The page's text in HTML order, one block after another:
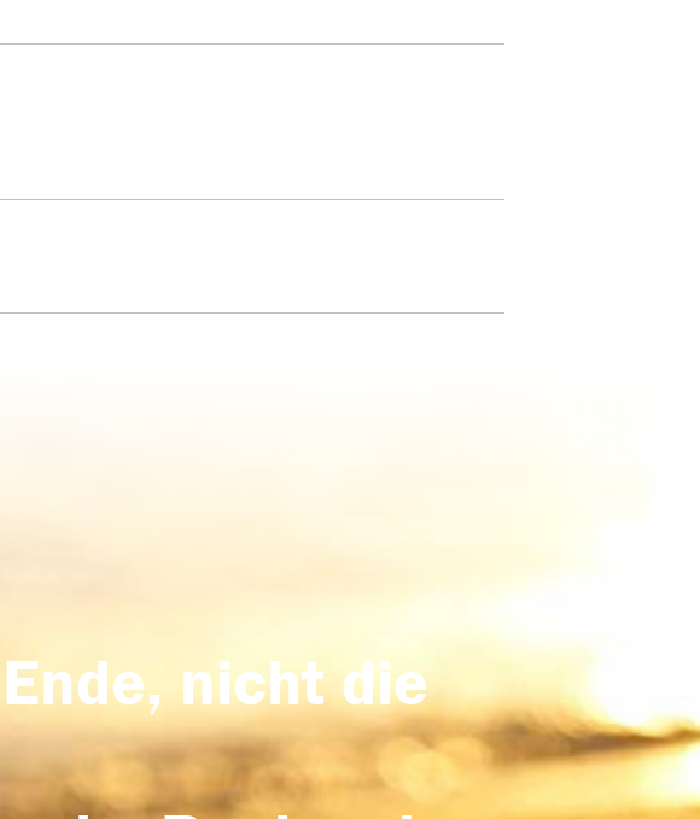
nicht die